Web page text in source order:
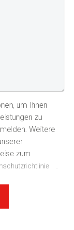
um Ihnen
zu
Weitere
zum